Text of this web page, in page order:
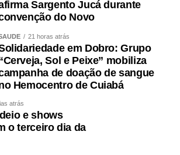
Sargento Jucá durante
do Novo
21 horas atrás
em Dobro: Grupo
Sol e Peixe” mobiliza
de doação de sangue
Hemocentro de Cuiabá
atrás
e shows
o terceiro dia da